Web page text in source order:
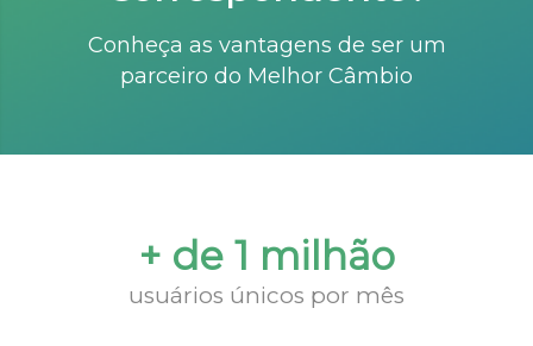
Conheça as vantagens de ser um
parceiro do Melhor Câmbio
+ de 1 milhão
usuários únicos por mês